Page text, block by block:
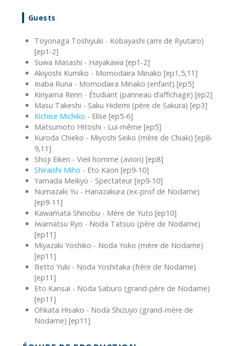
Guests
Toyonaga Toshiyuki - Kobayashi (ami de Ryutaro)
[ep1-2]
Suwa Masashi - Hayakawa [ep1-2]
Akiyoshi Kumiko - Momodaira Minako [ep1,5,11]
Inaba Runa - Momodaira Minako (enfant) [ep5]
Kiriyama Renn - Étudiant (panneau d’affichage) [ep2]
Masu Takeshi - Saku Hidemi (père de Sakura) [ep3]
Kichise Michiko - Elise [ep5-6]
Matsumoto Hitoshi - Lui-même [ep5]
Kuroda Chieko - Miyoshi Seiko (mère de Chiaki) [ep8-
9,11]
Shoji Eiken - Vieil homme (avion) [ep8]
Shiraishi Miho - Eto Kaori [ep9-10]
Yamada Meikyo - Spectateur [ep9-10]
Numazaki Yu - Hanazakura (ex-prof de Nodame)
[ep9-11]
Kawamata Shinobu - Mère de Yuto [ep10]
Iwamatsu Ryo - Noda Tatsuo (père de Nodame)
[ep11]
Miyazaki Yoshiko - Noda Yoko (mère de Nodame)
[ep11]
Betto Yuki - Noda Yoshitaka (frère de Nodame)
[ep11]
Eto Kansai - Noda Saburo (grand-père de Nodame)
[ep11]
Ohkata Hisako - Noda Shizuyo (grand-mère de
Nodame) [ep11]